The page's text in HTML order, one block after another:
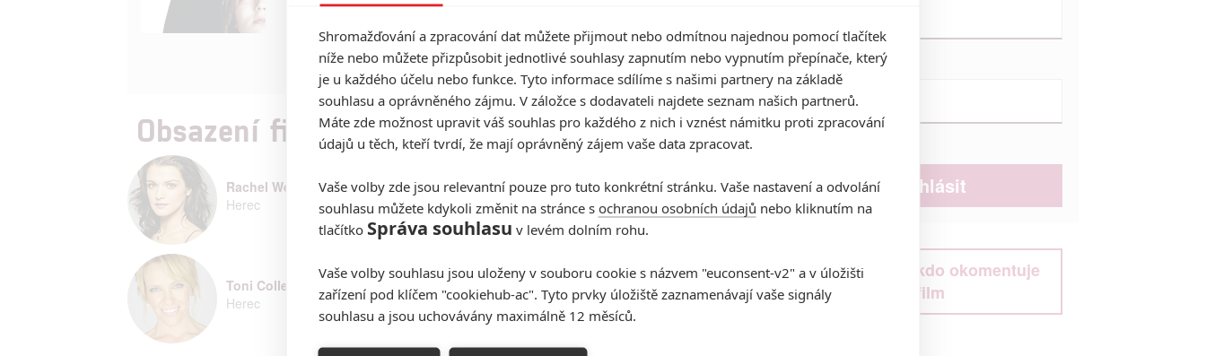
Právě díky Susie, té nejatraktivnější, se Will jedné neděle seznámí s
Marcusem. Je to divný kluk a ještě podivnější je jeho matka Fiona.
Obsazení filmu Jak na věc
Rachel Weisz
Herec
Nicholas Hoult
Herec
Toni Collette
Herec
Hugh Grant
Herec
Heslo:
Buďte první kdo okomentuje
film
Shromažďování a zpracování dat můžete přijmout nebo odmítnou najednou pomocí tlačítek
níže nebo můžete přizpůsobit jednotlivé souhlasy zapnutím nebo vypnutím přepínače, který
je u každého účelu nebo funkce. Tyto informace sdílíme s našimi partnery na základě
souhlasu a oprávněného zájmu. V záložce s dodavateli najdete seznam našich partnerů.
Máte zde možnost upravit váš souhlas pro každého z nich i vznést námitku proti zpracování
údajů u těch, kteří tvrdí, že mají oprávněný zájem vaše data zpracovat.
Vaše volby zde jsou relevantní pouze pro tuto konkrétní stránku. Vaše nastavení a odvolání
souhlasu můžete kdykoli změnit na stránce s ochranou osobních údajů nebo kliknutím na
tlačítko Správa souhlasu v levém dolním rohu.
Vaše volby souhlasu jsou uloženy v souboru cookie s názvem "euconsent-v2" a v úložišti
zařízení pod klíčem "cookiehub-ac". Tyto prvky úložiště zaznamenávají vaše signály
souhlasu a jsou uchovávány maximálně 12 měsíců.